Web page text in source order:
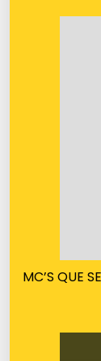
MC’S QUE